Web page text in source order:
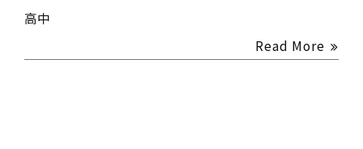
高中
Read More